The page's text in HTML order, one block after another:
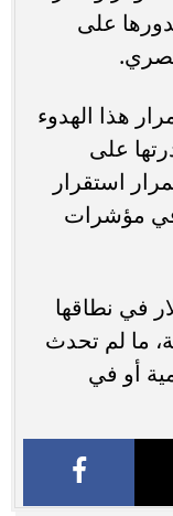
على
هذا الهدوء
على
استقرار
في مؤشرات
في نطاقها
ما لم تحدث
أو في